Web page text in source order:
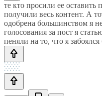
те кто просили ее оставить
получили весь контент. А
одобрена большинством я
голосования за пост я
пеняли на то, что я